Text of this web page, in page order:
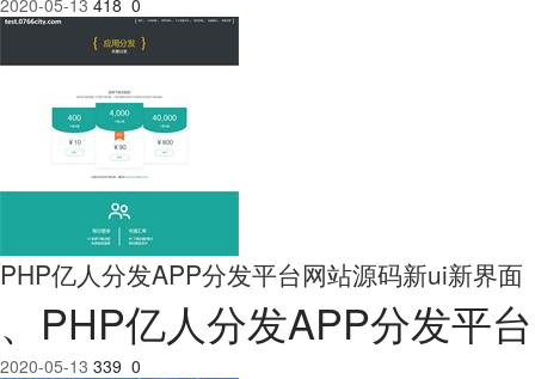
2020-05-13 418 0
PHP亿人分发APP分发平台网站源码新ui新界面
、PHP亿人分发APP分发平
2020-05-13 339 0